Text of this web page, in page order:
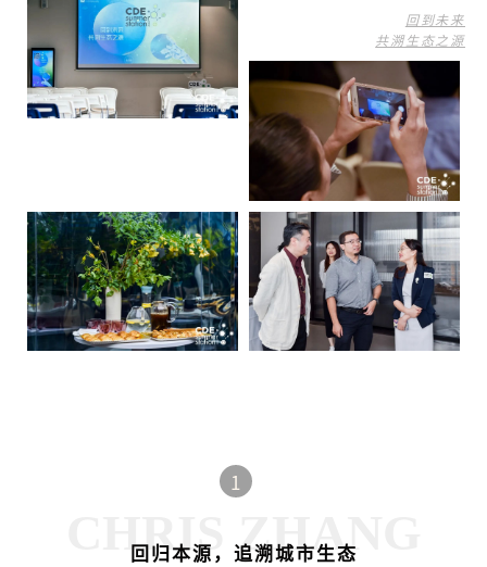
回到未来
共溯生态之源
1
CHRIS ZHANG
回归本源，追溯城市生态